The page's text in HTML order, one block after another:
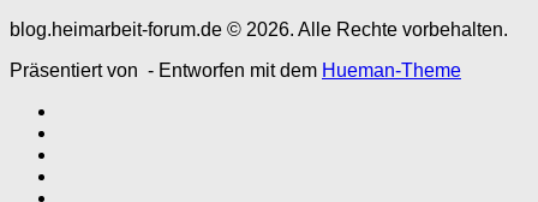
blog.heimarbeit-forum.de © 2026. Alle Rechte vorbehalten.
Präsentiert von - Entworfen mit dem Hueman-Theme